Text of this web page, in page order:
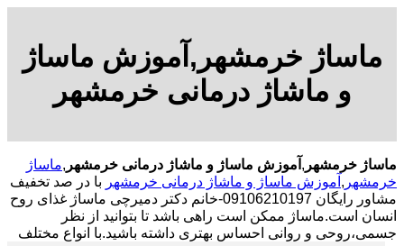
ماساژ خرمشهر,آموزش ماساژ
و ماشاژ درمانی خرمشهر
ماساژ خرمشهر , آموزش ماساژ و ماشاژ درمانی خرمشهر ,ماساژ
خرمشهر , آموزش ماساژ و ماشاژ درمانی خرمشهر با در صد تخفیف
مشاور رایگان 09106210197-خانم دکتر دمیرچی ماساژ غذای روح
انسان است.ماساژ ممکن است راهی باشد تا بتوانید از نظر
جسمی،روحی و روانی احساس بهتری داشته باشید.با انواع مختلف